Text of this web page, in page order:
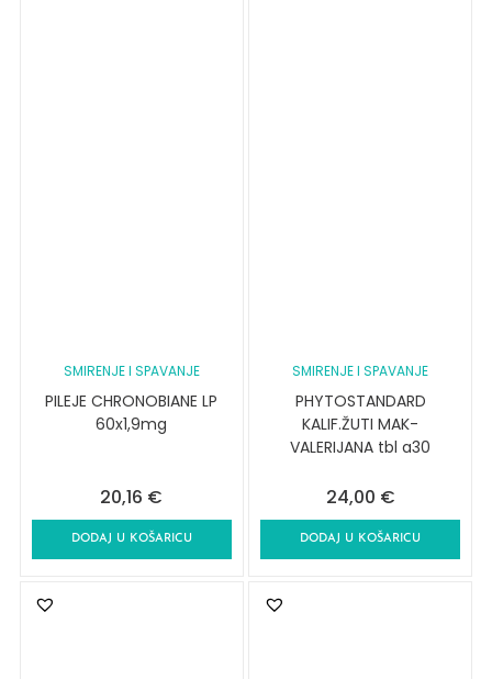
SMIRENJE I SPAVANJE
PILEJE CHRONOBIANE LP
60x1,9mg
20,16 €
DODAJ U KOŠARICU
SMIRENJE I SPAVANJE
PHYTOSTANDARD
KALIF.ŽUTI MAK-
VALERIJANA tbl a30
24,00 €
DODAJ U KOŠARICU